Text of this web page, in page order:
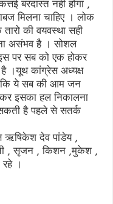
बरदास्त नही होगा ,
मिलना चाहिए । लोक
की वयवस्था सही
असंभव है । सोशल
पर सब को एक होकर
।यूथ कांग्रेस अध्यक्ष
कि ये सब की आम जन
इसका हल निकालना
है पहले से सतर्क
ऋषिकेश देव पांडेय ,
, सृजन , किशन ,मुकेश ,
।